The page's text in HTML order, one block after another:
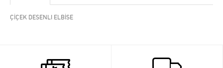
ÇİÇEK DESENLI ELBİSE